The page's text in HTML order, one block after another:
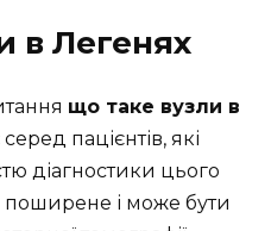
в Легенях
що таке вузли в
пацієнтів, які
діагностики цього
і може бути